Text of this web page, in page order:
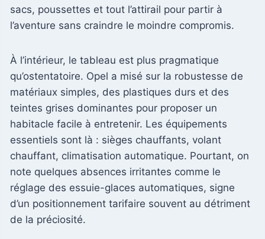
sacs, poussettes et tout l’attirail pour partir à
l’aventure sans craindre le moindre compromis.
À l’intérieur, le tableau est plus pragmatique
qu’ostentatoire. Opel a misé sur la robustesse de
matériaux simples, des plastiques durs et des
teintes grises dominantes pour proposer un
habitacle facile à entretenir. Les équipements
essentiels sont là : sièges chauffants, volant
chauffant, climatisation automatique. Pourtant, on
note quelques absences irritantes comme le
réglage des essuie-glaces automatiques, signe
d’un positionnement tarifaire souvent au détriment
de la préciosité.